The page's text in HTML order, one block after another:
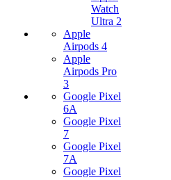
Watch
Ultra 2
Apple
Airpods 4
Apple
Airpods Pro
3
Google Pixel
6A
Google Pixel
7
Google Pixel
7А
Google Pixel